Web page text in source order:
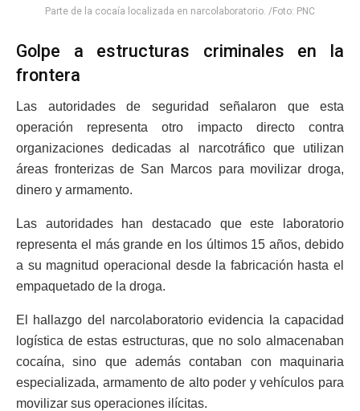
Parte de la cocaía localizada en narcolaboratorio. /Foto: PNC
Golpe a estructuras criminales en la
frontera
Las autoridades de seguridad señalaron que esta
operación representa otro impacto directo contra
organizaciones dedicadas al narcotráfico que utilizan
áreas fronterizas de San Marcos para movilizar droga,
dinero y armamento.
Las autoridades han destacado que este laboratorio
representa el más grande en los últimos 15 años, debido
a su magnitud operacional desde la fabricación hasta el
empaquetado de la droga.
El hallazgo del narcolaboratorio evidencia la capacidad
logística de estas estructuras, que no solo almacenaban
cocaína, sino que además contaban con maquinaria
especializada, armamento de alto poder y vehículos para
movilizar sus operaciones ilícitas.